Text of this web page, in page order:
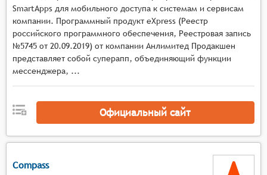
информации и организации взаимодействия
внутри команды.
Функциональность для совместной работы:
общие календари, видеоконференции, обмен
файлами и другие инструменты.
Персонализация и масштабируемость:
соответствии с потребностями компании.
SmartApps для мобильного доступа к системам и сервисам
компании. Программный продукт eXpress (Реестр
российского программного обеспечения, Реестровая запись
№5745 от 20.09.2019) от компании Анлимитед Продакшен
представляет собой суперапп, объединяющий функции
мессенджера, ...
Официальный сайт
Compass